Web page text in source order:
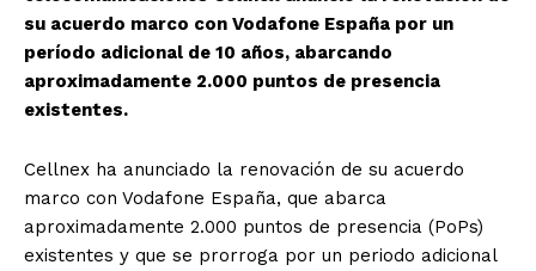
su acuerdo marco con Vodafone España por un
período adicional de 10 años, abarcando
aproximadamente 2.000 puntos de presencia
existentes.
Cellnex ha anunciado la renovación de su acuerdo
marco con Vodafone España, que abarca
aproximadamente 2.000 puntos de presencia (PoPs)
existentes y que se prorroga por un periodo adicional